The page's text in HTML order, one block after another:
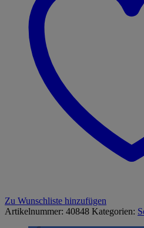
Zu Wunschliste hinzufügen
Artikelnummer: 40848 Kategorien: